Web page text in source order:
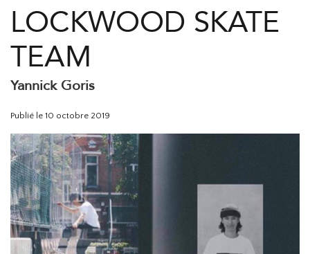
NOUVEAU
BASKETS
VÊTEMENTS
ACCESSOIRES
SKATEBOARD
HOMEWARE
SOLDES
LOCKWOOD SKATE
TEAM
Yannick Goris
Publié le 10 octobre 2019